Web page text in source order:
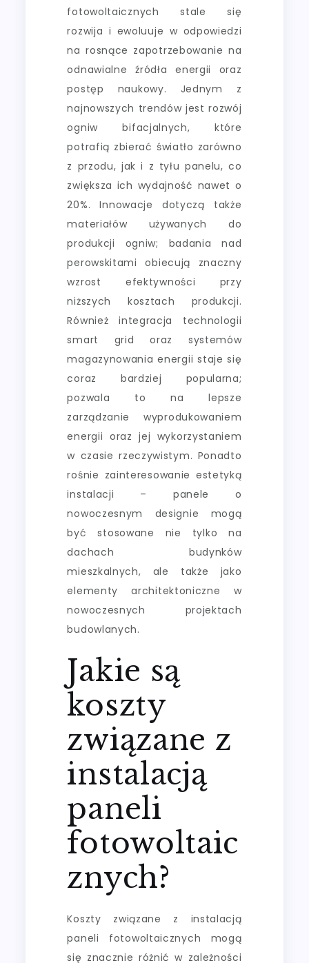
fotowoltaicznych stale się
rozwija i ewoluuje w odpowiedzi
na rosnące zapotrzebowanie na
odnawialne źródła energii oraz
postęp naukowy. Jednym z
najnowszych trendów jest rozwój
ogniw bifacjalnych, które
potrafią zbierać światło zarówno
z przodu, jak i z tyłu panelu, co
zwiększa ich wydajność nawet o
20%. Innowacje dotyczą także
materiałów używanych do
produkcji ogniw; badania nad
perowskitami obiecują znaczny
wzrost efektywności przy
niższych kosztach produkcji.
Również integracja technologii
smart grid oraz systemów
magazynowania energii staje się
coraz bardziej popularna;
pozwala to na lepsze
zarządzanie wyprodukowaniem
energii oraz jej wykorzystaniem
w czasie rzeczywistym. Ponadto
rośnie zainteresowanie estetyką
instalacji – panele o
nowoczesnym designie mogą
być stosowane nie tylko na
dachach budynków
mieszkalnych, ale także jako
elementy architektoniczne w
nowoczesnych projektach
budowlanych.
Jakie są
koszty
związane z
instalacją
paneli
fotowoltaic
znych?
Koszty związane z instalacją
paneli fotowoltaicznych mogą
się znacznie różnić w zależności